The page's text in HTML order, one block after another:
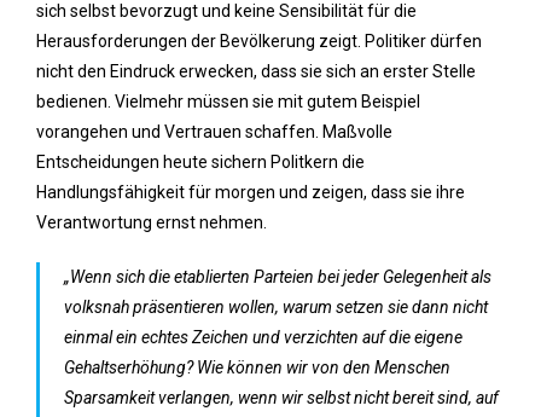
sich selbst bevorzugt und keine Sensibilität für die
Herausforderungen der Bevölkerung zeigt. Politiker dürfen
nicht den Eindruck erwecken, dass sie sich an erster Stelle
bedienen. Vielmehr müssen sie mit gutem Beispiel
vorangehen und Vertrauen schaffen. Maßvolle
Entscheidungen heute sichern Politkern die
Handlungsfähigkeit für morgen und zeigen, dass sie ihre
Verantwortung ernst nehmen.
„Wenn sich die etablierten Parteien bei jeder Gelegenheit als
volksnah präsentieren wollen, warum setzen sie dann nicht
einmal ein echtes Zeichen und verzichten auf die eigene
Gehaltserhöhung? Wie können wir von den Menschen
Sparsamkeit verlangen, wenn wir selbst nicht bereit sind, auf